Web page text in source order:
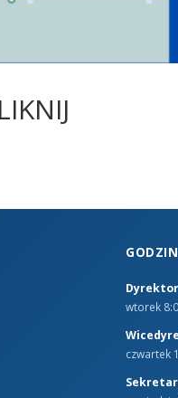
Dyrektor
wtorek
czwartek